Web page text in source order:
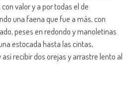
valor y a por todas el de
una faena que fue a más, con
peses en redondo y manoletinas
estocada hasta las cintas,
recibir dos orejas y arrastre lento al